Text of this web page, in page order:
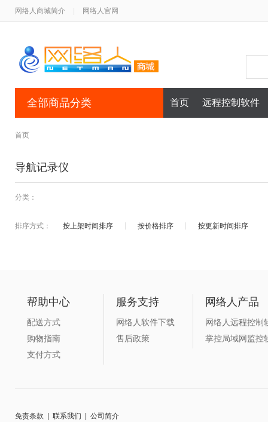
网络人商城简介 网络人官网
全部商品分类 首页 远程控制软件
首页
导航记录仪
分类：
排序方式： 按上架时间排序 按价格排序 按更新时间排序
帮助中心
配送方式
购物指南
支付方式
服务支持
网络人软件下载
售后政策
网络人产品
网络人远程控制
掌控局域网监控
免责条款 联系我们
公司简介